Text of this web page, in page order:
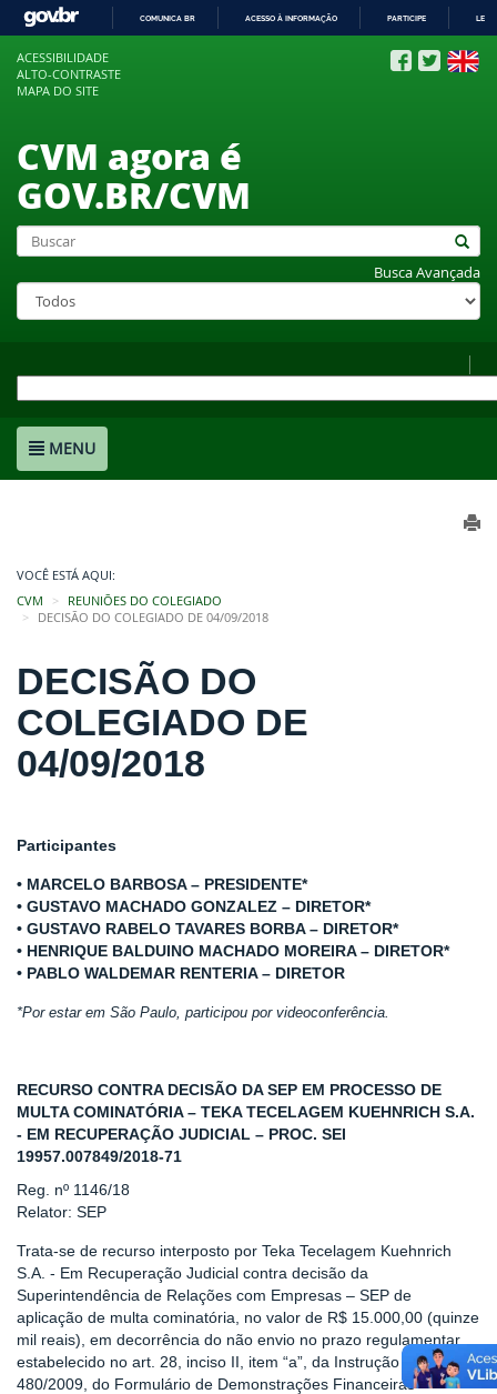
COMUNICA BR ACESSO À INFORMAÇÃO PARTICIPE
ACESSIBILIDADE
ALTO-CONTRASTE
MAPA DO SITE
CVM agora é
GOV.BR/CVM
Busca Avançada
MENU
VOCÊ ESTÁ AQUI:
CVM
REUNIÕES DO COLEGIADO
DECISÃO DO COLEGIADO DE 04/09/2018
DECISÃO DO
COLEGIADO DE
04/09/2018
Participantes
• MARCELO BARBOSA – PRESIDENTE*
• GUSTAVO MACHADO GONZALEZ – DIRETOR*
• GUSTAVO RABELO TAVARES BORBA – DIRETOR*
• HENRIQUE BALDUINO MACHADO MOREIRA – DIRETOR*
• PABLO WALDEMAR RENTERIA – DIRETOR
*Por estar em São Paulo, participou por videoconferência.
RECURSO CONTRA DECISÃO DA SEP EM PROCESSO DE
MULTA COMINATÓRIA – TEKA TECELAGEM KUEHNRICH S.A.
- EM RECUPERAÇÃO JUDICIAL – PROC. SEI
19957.007849/2018-71
Reg. nº 1146/18
Relator: SEP
Trata-se de recurso interposto por Teka Tecelagem Kuehnrich
S.A. - Em Recuperação Judicial contra decisão da
Superintendência de Relações com Empresas – SEP de
aplicação de multa cominatória, no valor de R$ 15.000,00 (quinze
mil reais), em decorrência do não envio no prazo regulamentar,
estabelecido no art. 28, inciso II, item “a”, da Instrução CVM
480/2009, do Formulário de Demonstrações Financeiras